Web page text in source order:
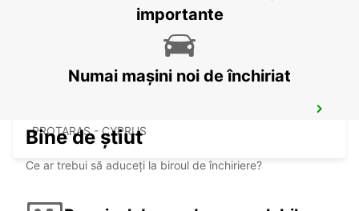
LARNACA - CYPRUS
PROTARAS - CYPRUS
importante
Numai mașini noi de închiriat
Bine de știut
Ce ar trebui să aduceți la biroul de închiriere?